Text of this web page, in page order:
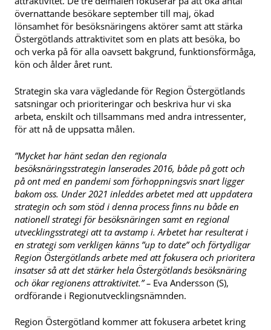
övernattande besökare september till maj, ökad
lönsamhet för besöksnäringens aktörer samt att stärka
Östergötlands attraktivitet som en plats att besöka, bo
och verka på för alla oavsett bakgrund, funktionsförmåga,
kön och ålder året runt.
Strategin ska vara vägledande för Region Östergötlands
satsningar och prioriteringar och beskriva hur vi ska
arbeta, enskilt och tillsammans med andra intressenter,
för att nå de uppsatta målen.
”Mycket har hänt sedan den regionala
besöksnäringsstrategin lanserades 2016, både på gott och
på ont med en pandemi som förhoppningsvis snart ligger
bakom oss. Under 2021 inleddes arbetet med att uppdatera
strategin och som stöd i denna process finns nu både en
nationell strategi för besöksnäringen samt en regional
utvecklingsstrategi att ta avstamp i. Arbetet har resulterat i
en strategi som verkligen känns ”up to date”och förtydligar
Region Östergötlands arbete med att fokusera och prioritera
insatserså att det stärker hela Östergötlands besöksnäring
och ökar regionens attraktivitet.” – Eva Andersson (S),
ordförande i Regionutvecklingsnämnden.
Region Östergötland kommer att fokusera arbetet kring